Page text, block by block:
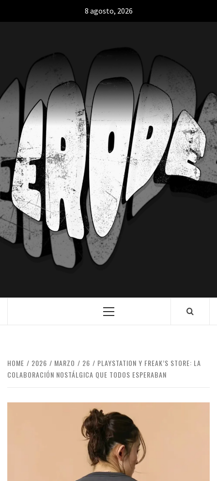
8 agosto, 2026
HOME 2026 MARZO 26
PLAYSTATION Y FREAK’S STORE: LA
COLABORACIÓN NOSTÁLGICA QUE TODOS ESPERABAN